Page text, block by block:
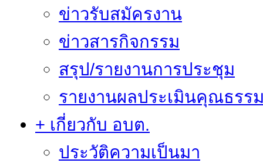
ข่าวรับสมัครงาน
ข่าวสารกิจกรรม
สรุป/รายงานการประชุม
รายงานผลประเมินคุณธรร
+ เกี่ยวกับ อบต.
ประวัติความเป็นมา